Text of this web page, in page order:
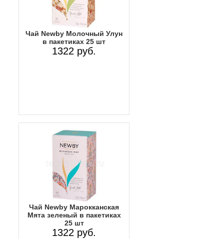
Чай Newby Молочный Улун
в пакетиках 25 шт
1322 руб.
Чай Newby Марокканская
Мята зеленый в пакетиках
25 шт
1322 руб.